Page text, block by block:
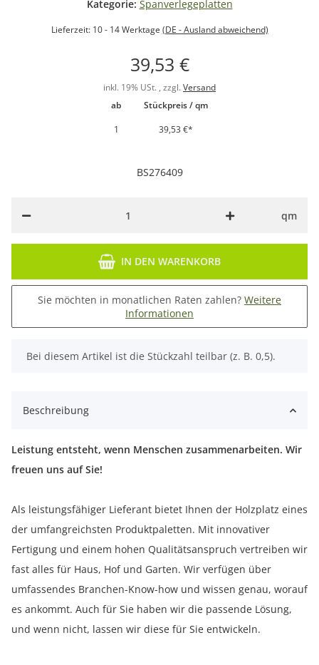
Kategorie: Spanverlegeplatten
Lieferzeit: 10 - 14 Werktage (DE - Ausland abweichend)
39,53 €
inkl. 19% USt. , zzgl. Versand
ab
Stückpreis / qm
1
39,53 €*
BS276409
qm
IN DEN WARENKORB
Sie möchten in monatlichen Raten zahlen? Weitere
Informationen
x
Bei diesem Artikel ist die Stückzahl teilbar (z. B. 0,5).
Beschreibung
Leistung entsteht, wenn Menschen zusammenarbeiten. Wir
freuen uns auf Sie!
Als leistungsfähiger Lieferant bietet Ihnen der Holzplatz eines
der umfangreichsten Produktpaletten. Mit innovativer
Fertigung und einem hohen Qualitätsanspruch vertreiben wir
fast alles für Haus, Hof und Garten. Wir verfügen über
umfassendes Branchen-Know-how und wissen genau, worauf
es ankommt. Auch für Sie haben wir die passende Lösung,
und wenn nicht, lassen wir diese für Sie entwickeln.